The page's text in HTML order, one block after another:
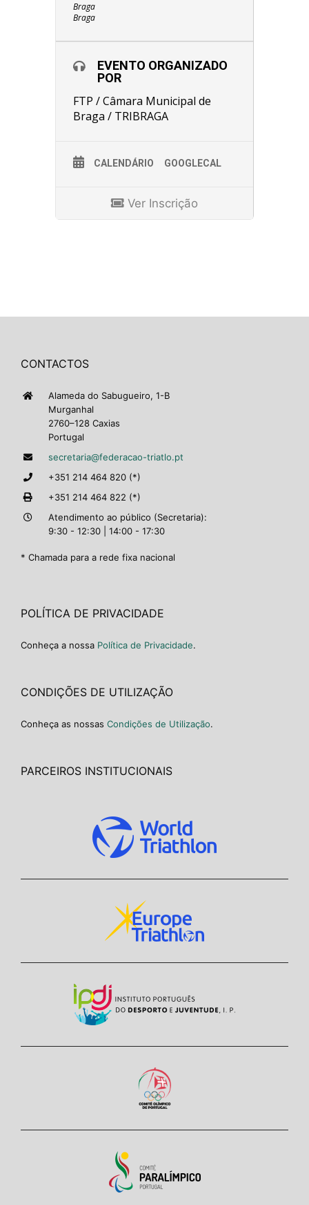
Braga
Braga
EVENTO ORGANIZADO
POR
FTP / Câmara Municipal de
Braga / TRIBRAGA
CALENDÁRIO GOOGLECAL
Ver Inscrição
CONTACTOS
Alameda do Sabugueiro, 1-B
Murganhal
2760–128 Caxias
Portugal
secretaria@federacao-triatlo.pt
+351 214 464 820 (*)
+351 214 464 822 (*)
Atendimento ao público (Secretaria):
9:30 - 12:30 | 14:00 - 17:30
* Chamada para a rede fixa nacional
POLÍTICA DE PRIVACIDADE
Conheça a nossa Política de Privacidade.
CONDIÇÕES DE UTILIZAÇÃO
Conheça as nossas Condições de Utilização.
PARCEIROS INSTITUCIONAIS